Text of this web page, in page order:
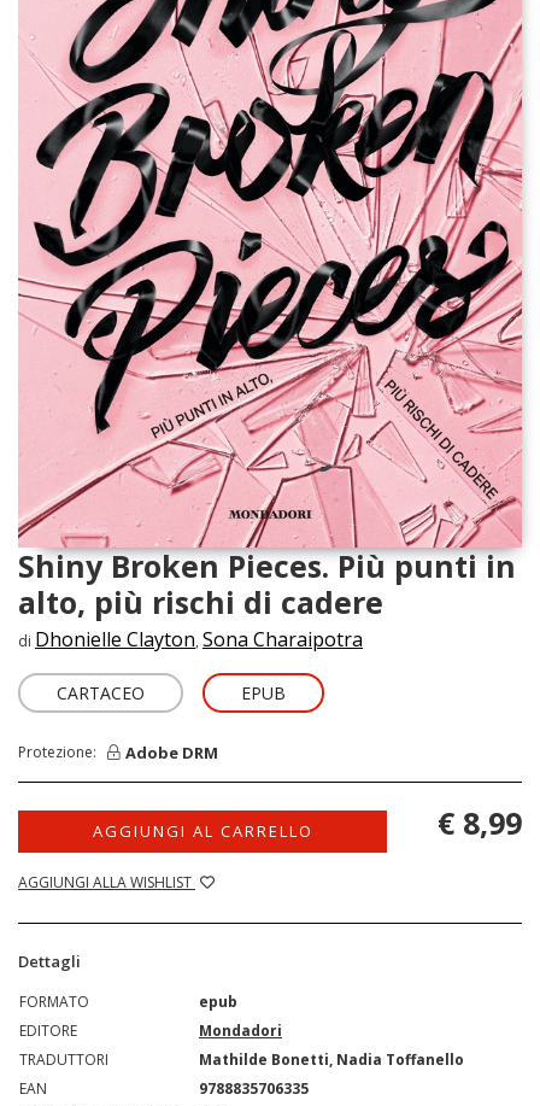
Shiny Broken Pieces. Più punti in
alto, più rischi di cadere
di Dhonielle Clayton, Sona Charaipotra
CARTACEO EPUB
Protezione: Adobe DRM
AGGIUNGI AL CARRELLO
AGGIUNGI ALLA WISHLIST
€ 8,99
Dettagli
FORMATO
epub
EDITORE
Mondadori
TRADUTTORI
Mathilde Bonetti, Nadia Toffanello
EAN
9788835706335